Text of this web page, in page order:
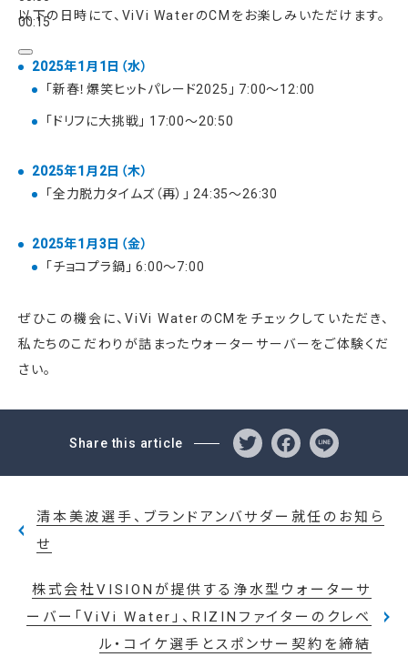
00:15
以下の日時にて、ViVi WaterのCMをお楽しみいただけます。
2025年1月1日（水）
「新春！爆笑ヒットパレード2025」 7:00～12:00
「ドリフに大挑戦」 17:00～20:50
2025年1月2日（木）
「全力脱力タイムズ（再）」 24:35～26:30
2025年1月3日（金）
「チョコプラ鍋」 6:00～7:00
ぜひこの機会に、ViVi WaterのCMをチェックしていただき、
私たちのこだわりが詰まったウォーターサーバーをご体験くだ
さい。
Share this article Twitter
清本美波選手、ブランドアンバサダー就任のお知ら
せ
株式会社VISIONが提供する浄水型ウォーターサ
ーバー「ViVi Water」、RIZINファイターのクレベ
ル・コイケ選手とスポンサー契約を締結